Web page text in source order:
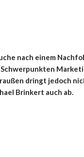
nach einem
dringt jedoch
Brinkert auch ab.